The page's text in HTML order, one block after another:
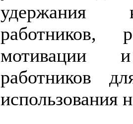
удержания
работников,
мотивации и
работников
использования